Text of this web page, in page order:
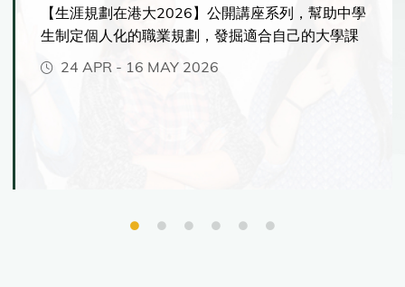
【生涯規劃在港大2026】公開講座系列，幫助中學
生制定個人化的職業規劃，發掘適合自己的大學課
程，並充分發揮你的潛能。你將有機會了解港大提
供的各種獨特學習體驗，包括緊貼市場發展、前沿
24 APR - 16 MAY 2026